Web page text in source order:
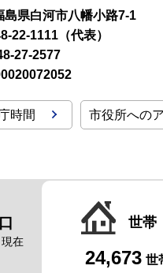
県白河市八幡小路7-1
22-1111（代表）
27-2577
時間 市役所への
在
世帯
24,673 世